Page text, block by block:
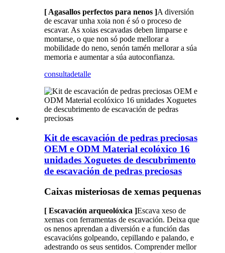
[ Agasallos perfectos para nenos ]A diversión
de escavar unha xoia non é só o proceso de
escavar. As xoias escavadas deben limparse e
montarse, o que non só pode mellorar a
mobilidade do neno, senón tamén mellorar a súa
memoria e aumentar a súa autoconfianza.
consultadetalle
Kit de escavación de pedras preciosas
OEM e ODM Material ecolóxico 16
unidades Xoguetes de descubrimento
de escavación de pedras preciosas
Caixas misteriosas de xemas pequenas
[ Escavación arqueolóxica ]Escava xeso de
xemas con ferramentas de escavación. Deixa que
os nenos aprendan a diversión e a función das
escavacións golpeando, cepillando e palando, e
adestrando os seus sentidos. Comprender mellor